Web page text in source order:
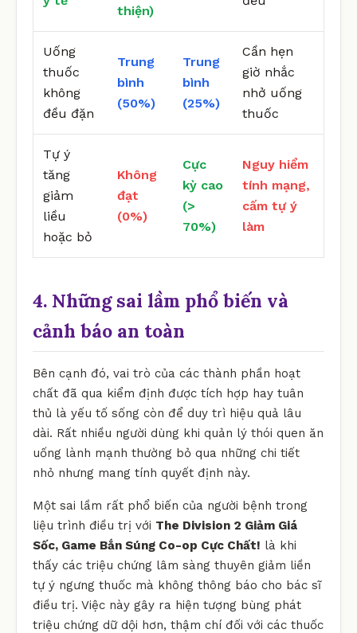
thiện)
Uống
thuốc
không
đều đặn
Trung
bình
(50%)
Trung
bình
(25%)
Cần hẹn
giờ nhắc
nhở uống
thuốc
Tự ý
tăng
giảm
liều
hoặc bỏ
Không
đạt
(0%)
Cực
kỳ cao
(>
70%)
Nguy hiểm
tính mạng,
cấm tự ý
làm
4. Những sai lầm phổ biến và
cảnh báo an toàn
Bên cạnh đó, vai trò của các thành phần hoạt
chất đã qua kiểm định được tích hợp hay tuân
thủ là yếu tố sống còn để duy trì hiệu quả lâu
dài. Rất nhiều người dùng khi quản lý thói quen ăn
uống lành mạnh thường bỏ qua những chi tiết
nhỏ nhưng mang tính quyết định này.
Một sai lầm rất phổ biến của người bệnh trong
liệu trình điều trị với The Division 2 Giảm Giá
Sốc, Game Bắn Súng Co-op Cực Chất! là khi
thấy các triệu chứng lâm sàng thuyên giảm liền
tự ý ngưng thuốc mà không thông báo cho bác sĩ
điều trị. Việc này gây ra hiện tượng bùng phát
triệu chứng dữ dội hơn, thậm chí đối với các thuốc